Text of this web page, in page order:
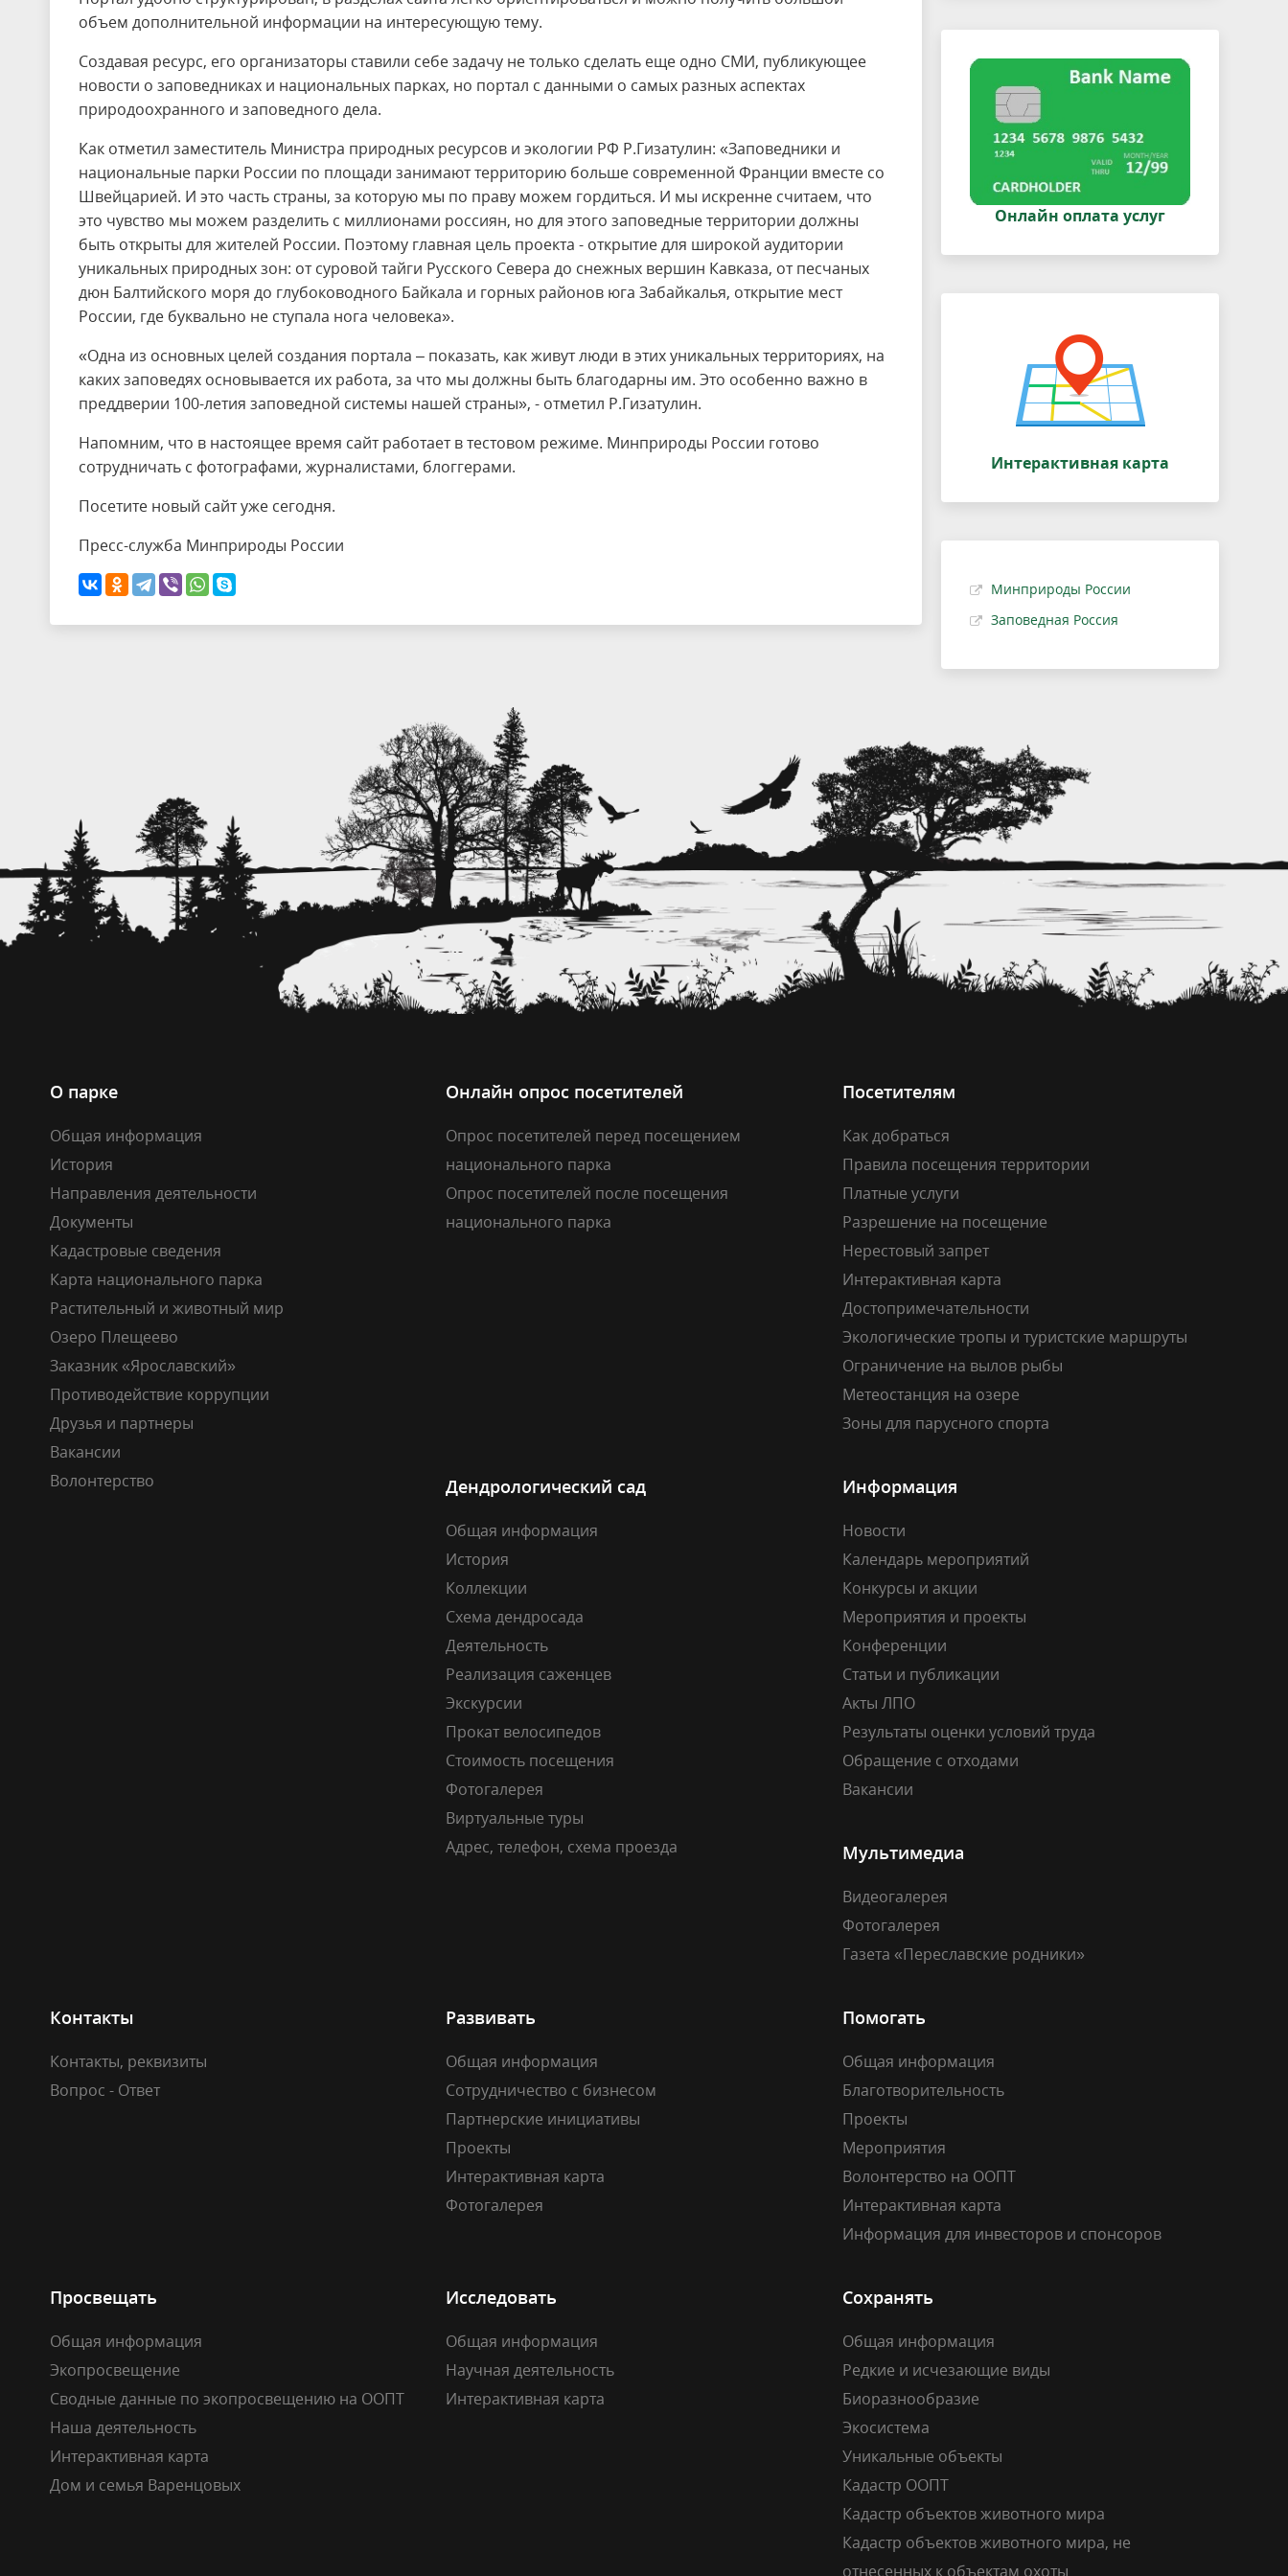
объем дополнительной информации на интересующую тему.
Создавая ресурс, его организаторы ставили себе задачу не только сделать еще одно СМИ, публикующее
новости о заповедниках и национальных парках, но портал с данными о самых разных аспектах
природоохранного и заповедного дела.
Как отметил заместитель Министра природных ресурсов и экологии РФ Р.Гизатулин: «Заповедники и
национальные парки России по площади занимают территорию больше современной Франции вместе со
Швейцарией. И это часть страны, за которую мы по праву можем гордиться. И мы искренне считаем, что
это чувство мы можем разделить с миллионами россиян, но для этого заповедные территории должны
быть открыты для жителей России. Поэтому главная цель проекта - открытие для широкой аудитории
уникальных природных зон: от суровой тайги Русского Севера до снежных вершин Кавказа, от песчаных
дюн Балтийского моря до глубоководного Байкала и горных районов юга Забайкалья, открытие мест
России, где буквально не ступала нога человека».
«Одна из основных целей создания портала – показать, как живут люди в этих уникальных территориях, на
каких заповедях основывается их работа, за что мы должны быть благодарны им. Это особенно важно в
преддверии 100-летия заповедной системы нашей страны», - отметил Р.Гизатулин.
Напомним, что в настоящее время сайт работает в тестовом режиме. Минприроды России готово
сотрудничать с фотографами, журналистами, блоггерами.
Посетите новый сайт уже сегодня.
Пресс-служба Минприроды России
Онлайн оплата услуг
Интерактивная карта
Минприроды России
Заповедная Россия
О парке
Общая информация
История
Направления деятельности
Документы
Кадастровые сведения
Карта национального парка
Растительный и животный мир
Озеро Плещеево
Заказник «Ярославский»
Противодействие коррупции
Друзья и партнеры
Вакансии
Волонтерство
Онлайн опрос посетителей
Опрос посетителей перед посещением
национального парка
Опрос посетителей после посещения
национального парка
Посетителям
Как добраться
Правила посещения территории
Платные услуги
Разрешение на посещение
Нерестовый запрет
Интерактивная карта
Достопримечательности
Экологические тропы и туристские маршруты
Ограничение на вылов рыбы
Метеостанция на озере
Зоны для парусного спорта
Дендрологический сад
Общая информация
История
Коллекции
Схема дендросада
Деятельность
Реализация саженцев
Экскурсии
Прокат велосипедов
Стоимость посещения
Фотогалерея
Виртуальные туры
Адрес, телефон, схема проезда
Информация
Новости
Календарь мероприятий
Конкурсы и акции
Мероприятия и проекты
Конференции
Статьи и публикации
Акты ЛПО
Результаты оценки условий труда
Обращение с отходами
Вакансии
Мультимедиа
Видеогалерея
Фотогалерея
Газета «Переславские родники»
Контакты
Контакты, реквизиты
Вопрос - Ответ
Развивать
Общая информация
Сотрудничество с бизнесом
Партнерские инициативы
Проекты
Интерактивная карта
Фотогалерея
Помогать
Общая информация
Благотворительность
Проекты
Мероприятия
Волонтерство на ООПТ
Интерактивная карта
Информация для инвесторов и спонсоров
Просвещать
Общая информация
Экопросвещение
Сводные данные по экопросвещению на ООПТ
Наша деятельность
Интерактивная карта
Дом и семья Варенцовых
Исследовать
Общая информация
Научная деятельность
Интерактивная карта
Сохранять
Общая информация
Редкие и исчезающие виды
Биоразнообразие
Экосистема
Уникальные объекты
Кадастр ООПТ
Кадастр объектов животного мира
Кадастр объектов животного мира, не
отнесенных к объектам охоты